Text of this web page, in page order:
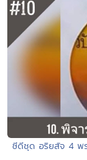
ซีดีชุด อริยสัจ 4